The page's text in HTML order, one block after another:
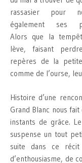
rassasier pour
également ses
Alors que la
lève, faisant
repères de la
comme de l’ourse,
Histoire d’une
Grand Blanc nous
instants de grâce.
suspense un tout
suite dans ce
d’enthousiasme, de